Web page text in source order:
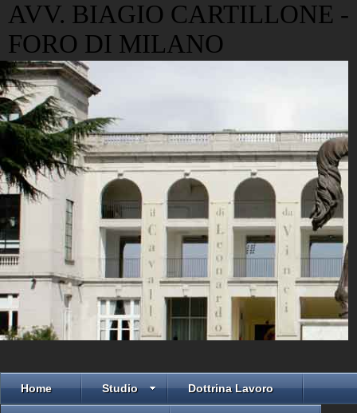
AVV. BIAGIO CARTILLONE -
FORO DI MILANO
Home Studio Dottrina Lavoro